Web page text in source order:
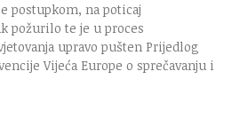
postupkom, na poticaj
požurilo te je u proces
upravo pušten Prijedlog
Vijeća Europe o sprečavanju i